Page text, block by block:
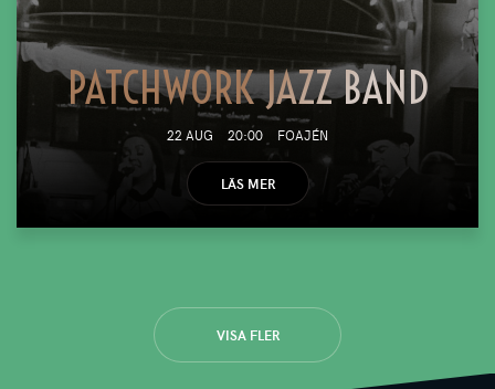
PATCHWORK JAZZ BAND
22 AUG 20:00 FOAJÉN
LÄS MER
VISA FLER